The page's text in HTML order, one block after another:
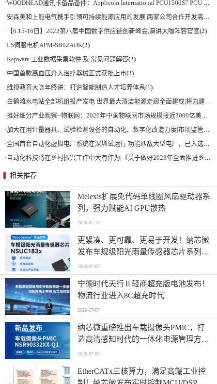
·WOODHEAD通讯卡备品备件：Applicom International PCU1500S7 PCU 1500 S7 V4.5.0
·安森美和上能电气携手引领可持续能源应用的发展 两家公司合作开发高性能储能和太阳能组串式逆变器方案 以实现可持续的未来
· 【6.15-16日】2023第八届中国数字供应链创新峰会,演讲大咖阵容官宣(2)
·LS伺服电机APM-SB02ADK(2)
·Kepware 工业数据采集软件 及 常见问题解答(2)
·中国首款高血压介入治疗器械正式获批上市(2)
·维视教育大咖年终讲：打造智能制造人才培养体系(1)
·白鹤滩水电站全部机组投产发电 世界最大清洁能源走廊全面建成|将为建设新型能源体系、保障国家能源安全、实现“双碳”目标提供有力支撑
·推好细分产业观察--物联网：2026年中国物联网市场规模接近3000亿美元 智慧工厂、智慧城市、智慧电网等将占60%以上
·加大在用计量器具、试验检测设备的自动化、数字化改造力度|市场监管总局 工业和信息化部 关于促进企业计量能力提升的指导意见
·全国首套自动化虚拟电厂系统在深圳试运行 功能匹敌大型电厂，已入选国际典型案例
· 自动化科技将在乡村振兴工作中大有作为|《关于做好2023年全面推进乡村振兴重点工作的意见》发布
相关推荐
Melexis扩展免代码单线圈风扇驱动器系
列，强力赋能AI GPU散热
2026-07-17
更紧凑、更可靠、更易于开发！纳芯微
发布车规级阳光雨量传感器芯片系列
NSUC183x
2026-07-07
宁德时代天行Ⅱ轻商超充版电池发布！
物流行业进入8C超充时代
2026-07-07
纳芯微重磅推出车载摄像头PMIC，打
造高清感知时代的一体化电源管理方
案！
2026-07-03
EtherCATx三核算力，满足高端工业控